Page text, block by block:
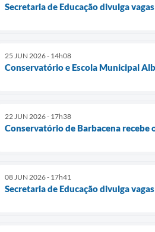
Secretaria de Educação divulga
25 JUN 2026 - 14h08
Conservatório e Escola Municipal
22 JUN 2026 - 17h38
Conservatório de Barbacena
08 JUN 2026 - 17h41
Secretaria de Educação divulga